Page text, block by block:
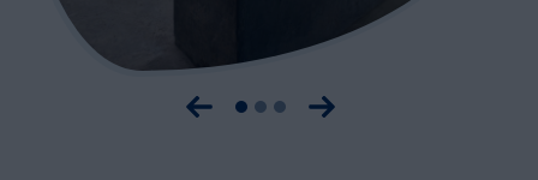
Anterior imatge Següent imatge